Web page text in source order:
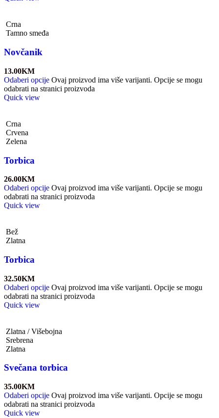
Crna
Tamno smeđa
Novčanik
13.00KM
Odaberi opcije Ovaj proizvod ima više varijanti. Opcije se mogu
odabrati na stranici proizvoda
Quick view
Crna
Crvena
Zelena
Torbica
26.00KM
Odaberi opcije Ovaj proizvod ima više varijanti. Opcije se mogu
odabrati na stranici proizvoda
Quick view
Bež
Zlatna
Torbica
32.50KM
Odaberi opcije Ovaj proizvod ima više varijanti. Opcije se mogu
odabrati na stranici proizvoda
Quick view
Zlatna / Višebojna
Srebrena
Zlatna
Svečana torbica
35.00KM
Odaberi opcije Ovaj proizvod ima više varijanti. Opcije se mogu
odabrati na stranici proizvoda
Quick view